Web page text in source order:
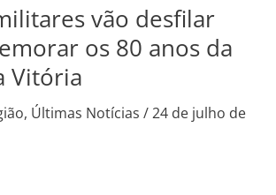
vão desfilar
os 80 anos da
Vitória
, Últimas Notícias /24 de julho de